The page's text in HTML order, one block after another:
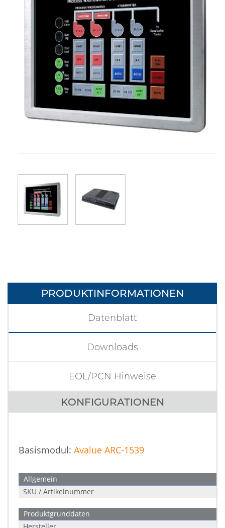
PRODUKTINFORMATIONEN
KONFIGURATIONEN
Datenblatt
Downloads
EOL/PCN Hinweise
Basismodul: Avalue ARC-1539
Allgemein
SKU / Artikelnummer
Produktgrunddaten